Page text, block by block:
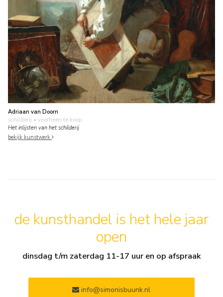
Adriaan van Doorn
schilderij • voorheen te koop
Het inlijsten van het schilderij
bekijk kunstwerk
de kunsthandel is het hele jaar
open
dinsdag t/m zaterdag 11-17 uur en op afspraak
info@simonisbuunk.nl